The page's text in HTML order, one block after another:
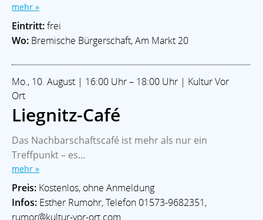
mehr »
Eintritt:frei
Wo: Bremische Bürgerschaft, Am Markt 20
Mo., 10. August | 16:00 Uhr – 18:00 Uhr | Kultur Vor
Ort
Liegnitz-Café
Das Nachbarschaftscafé ist mehr als nur ein
Treffpunkt – es...
mehr »
Preis: Kostenlos, ohne Anmeldung
Infos: Esther Rumohr, Telefon 01573-9682351,
rumor@kultur-vor-ort.com